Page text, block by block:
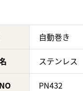
自動巻き
ステンレス
PN432